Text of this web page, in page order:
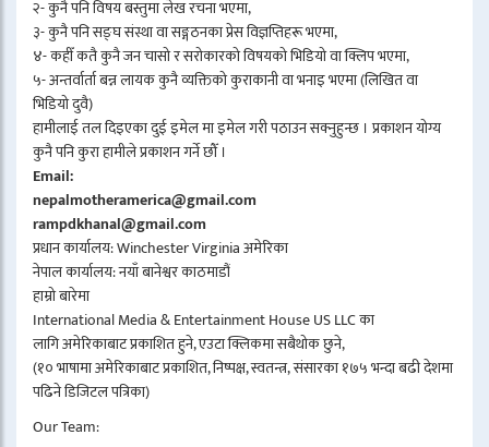
२- कुनै पनि विषय बस्तुमा लेख रचना भएमा,
३- कुनै पनि सङ्घ संस्था वा सङ्गठनका प्रेस विज्ञप्तिहरू भएमा,
४- कहीँ कतै कुनै जन चासो र सरोकारको विषयको भिडियो वा क्लिप भएमा,
५- अन्तर्वार्ता बन्न लायक कुनै व्यक्तिको कुराकानी वा भनाइ भएमा (लिखित वा
भिडियो दुवै)
हामीलाई तल दिइएका दुई इमेल मा इमेल गरी पठाउन सक्नुहुन्छ । प्रकाशन योग्य
कुनै पनि कुरा हामीले प्रकाशन गर्ने छौँ ।
Email:
nepalmotheramerica@gmail.com
rampdkhanal@gmail.com
प्रधान कार्यालय: Winchester Virginia अमेरिका
नेपाल कार्यालय: नयाँ बानेश्वर काठमाडौं
हाम्रो बारेमा
International Media & Entertainment House US LLC का
लागि अमेरिकाबाट प्रकाशित हुने, एउटा क्लिकमा सबैथोक छुने,
(१० भाषामा अमेरिकाबाट प्रकाशित, निष्पक्ष, स्वतन्त्र, संसारका १७५ भन्दा बढी देशमा
पढिने डिजिटल पत्रिका)
Our Team: